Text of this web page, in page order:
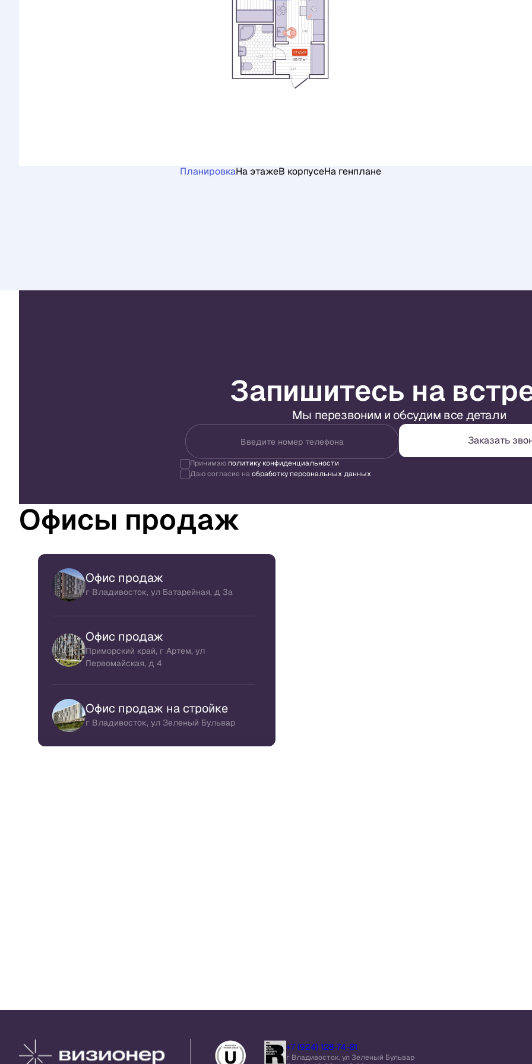
ПланировкаНа этажеВ корпусеНа генплане
Запишитесь на
Мы перезвоним и обсудим все детали
Введите номер телефона Заказать
Принимаю политику конфиденциальности
Даю согласие наобработку персональных данных
Офисы продаж
Офис продаж
г Владивосток, ул Батарейная, д 3а
Офис продаж
Приморский край, г Артем, ул
Первомайская, д 4
Офис продаж на стройке
г Владивосток, ул Зеленый Бульвар
+7 (924) 128-74-81
г Владивосток, ул Зеленый Бульвар